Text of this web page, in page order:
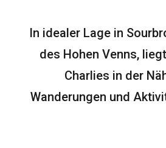
In idealer Lage in
des Hohen Venns,
Charlies in der
Wanderungen und